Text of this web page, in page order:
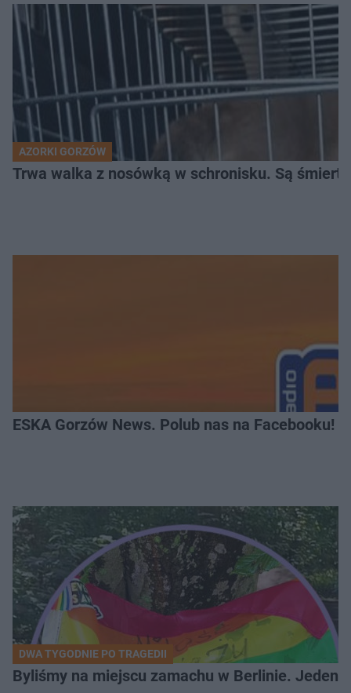
AZORKI GORZÓW
Trwa walka z nosówką w schronisku. Są
ESKA Gorzów News. Polub nas na Facebooku!
DWA TYGODNIE PO TRAGEDII
Byliśmy na miejscu zamachu w Berlinie. Jeden